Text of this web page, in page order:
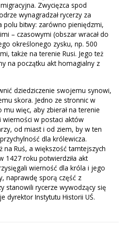
Zwycięzca spod
wynagradzał rycerzy za
polu bitwy: zarówno pieniędzmi,
– czasowymi (obszar wracał do
określonego zysku, np. 500
także na terenie Rusi. Jego też
na początku akt homagialny z
dziedziczenie swojemu synowi,
skora. Jedno ze stronnic w
więc, aby zbierał na terenie
wierności w postaci aktów
od miast i od ziem, by w ten
dla królewicza.
na Ruś, a większość tamtejszych
1427 roku potwierdziła akt
wierność dla króla i jego
naprawdę sporą część z
stanowili rycerze wywodzący się
dyrektor Instytutu Historii UŚ.